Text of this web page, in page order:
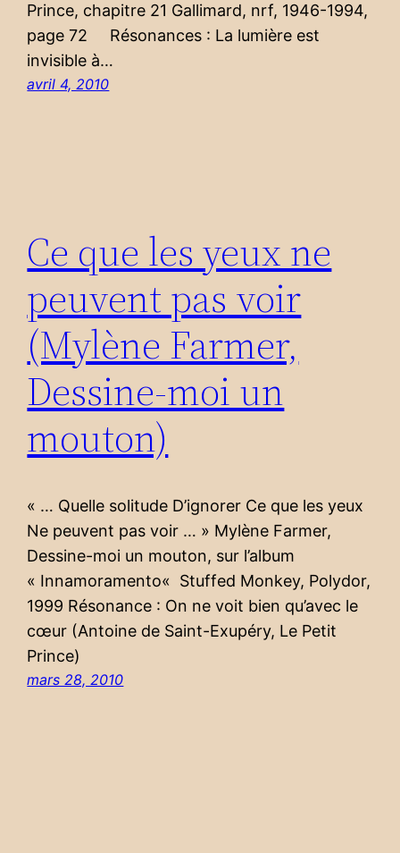
Prince, chapitre 21 Gallimard, nrf, 1946-1994,
page 72 Résonances : La lumière est
invisible à…
avril 4, 2010
Ce que les yeux ne
peuvent pas voir
(Mylène Farmer,
Dessine-moi un
mouton)
« … Quelle solitude D’ignorer Ce que les yeux
Ne peuvent pas voir … » Mylène Farmer,
Dessine-moi un mouton, sur l’album
« Innamoramento« Stuffed Monkey, Polydor,
1999 Résonance : On ne voit bien qu’avec le
cœur (Antoine de Saint-Exupéry, Le Petit
Prince)
mars 28, 2010